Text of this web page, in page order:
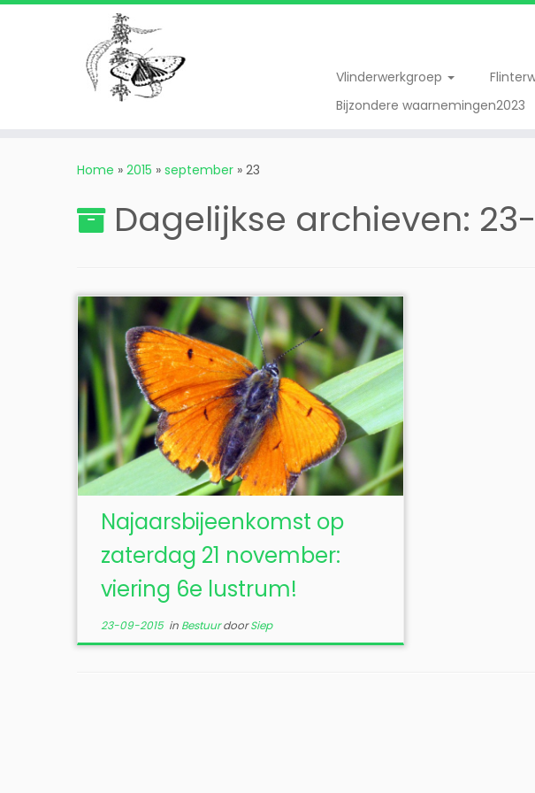
Vlinderwerkgroep
Bijzondere waarnemingen2023
Home » 2015 » september » 23
Dagelijkse archieven:
Najaarsbijeenkomst op
zaterdag 21 november:
viering 6e lustrum!
23-09-2015in BestuurdoorSiep